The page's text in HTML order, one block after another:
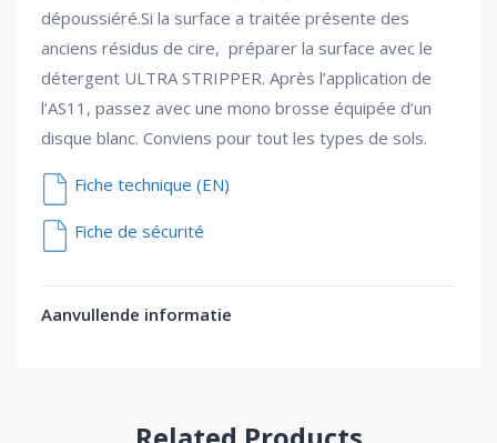
dépoussiéré.Si la surface a traitée présente des
anciens résidus de cire, préparer la surface avec le
détergent ULTRA STRIPPER. Après l’application de
l’AS11, passez avec une mono brosse équipée d’un
disque blanc. Conviens pour tout les types de sols.
Fiche technique (EN)
Fiche de sécurité
Aanvullende informatie